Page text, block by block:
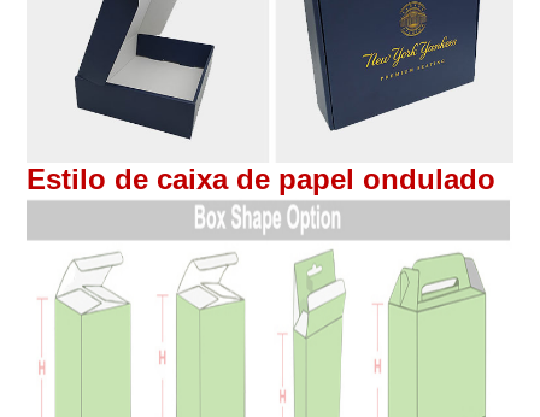
Estilo de caixa de papel ondulado